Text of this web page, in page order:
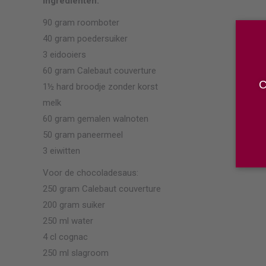
90 gram roomboter
40 gram poedersuiker
3 eidooiers
60 gram Calebaut couverture
1½ hard broodje zonder korst
melk
60 gram gemalen walnoten
50 gram paneermeel
3 eiwitten
Voor de chocoladesaus:
250 gram Calebaut couverture
200 gram suiker
250 ml water
4 cl cognac
250 ml slagroom